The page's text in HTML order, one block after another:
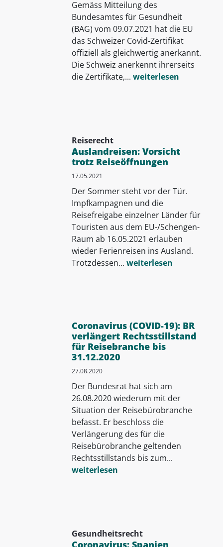
Gemäss Mitteilung des
Bundesamtes für Gesundheit
(BAG) vom 09.07.2021 hat die EU
das Schweizer Covid-Zertifikat
offiziell als gleichwertig anerkannt.
Die Schweiz anerkennt ihrerseits
die Zertifikate,... weiterlesen
Reiserecht
Auslandreisen: Vorsicht
trotz Reiseöffnungen
17.05.2021
Der Sommer steht vor der Tür.
Impfkampagnen und die
Reisefreigabe einzelner Länder für
Touristen aus dem EU-/Schengen-
Raum ab 16.05.2021 erlauben
wieder Ferienreisen ins Ausland.
Trotzdessen... weiterlesen
Coronavirus (COVID-19): BR
verlängert Rechtsstillstand
für Reisebranche bis
31.12.2020
27.08.2020
Der Bundesrat hat sich am
26.08.2020 wiederum mit der
Situation der Reisebürobranche
befasst. Er beschloss die
Verlängerung des für die
Reisebürobranche geltenden
Rechtsstillstands bis zum...
weiterlesen
Gesundheitsrecht
Coronavirus: Spanien